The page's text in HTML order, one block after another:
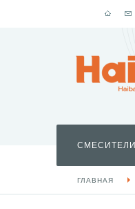
СМЕСИТЕЛИ
ГЛАВНАЯ